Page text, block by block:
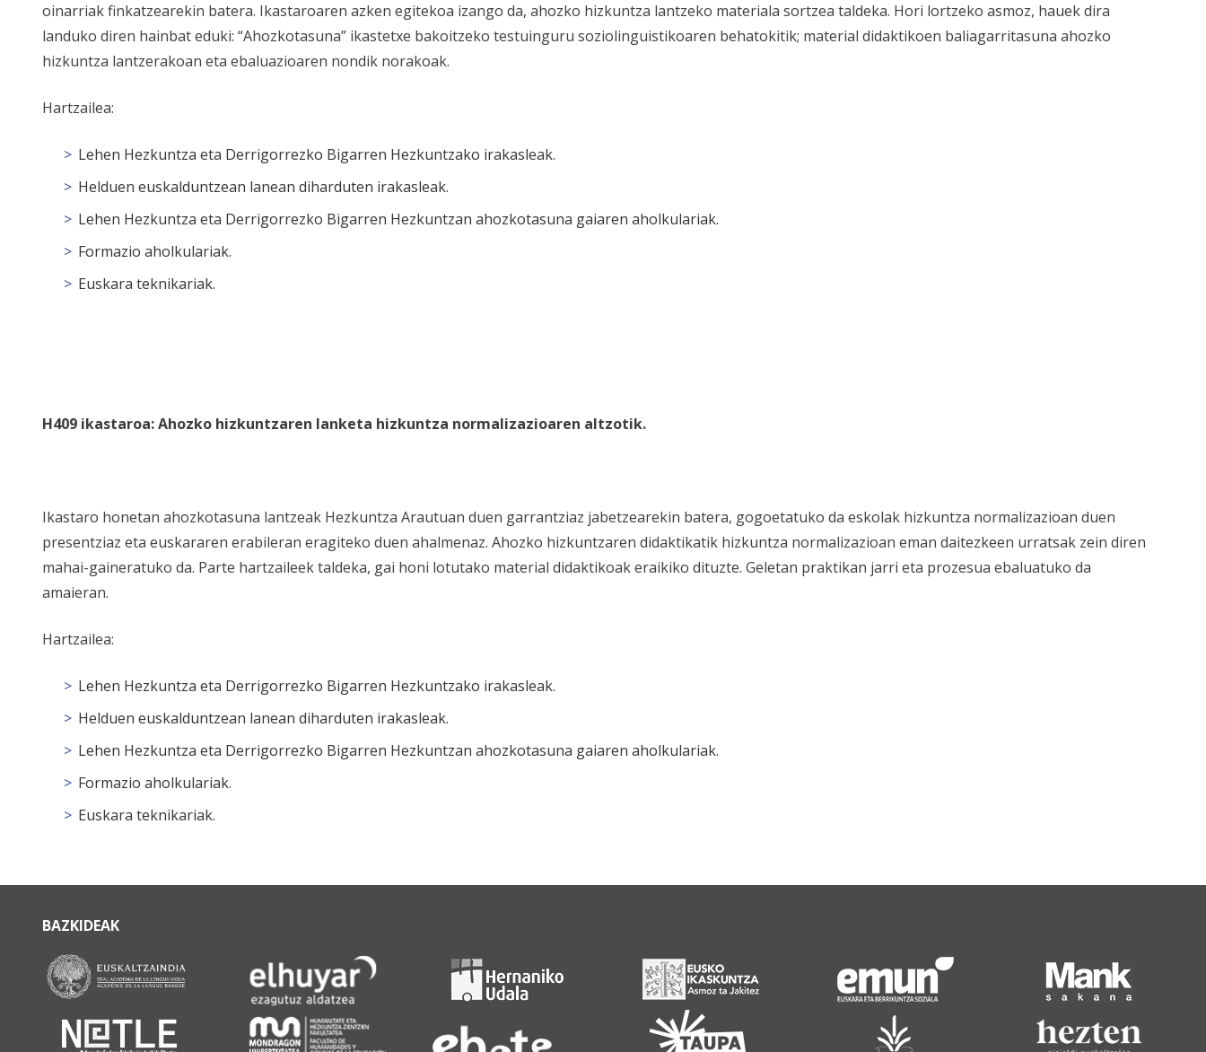
oinarriak finkatzearekin batera. Ikastaroaren azken egitekoa izango da, ahozko hizkuntza lantzeko materiala sortzea taldeka. Hori lortzeko asmoz, hauek dira
landuko diren hainbat eduki: “Ahozkotasuna” ikastetxe bakoitzeko testuinguru soziolinguistikoaren behatokitik; material didaktikoen baliagarritasuna ahozko
hizkuntza lantzerakoan eta ebaluazioaren nondik norakoak.
Hartzailea:
Lehen Hezkuntza eta Derrigorrezko Bigarren Hezkuntzako irakasleak.
Helduen euskalduntzean lanean diharduten irakasleak.
Lehen Hezkuntza eta Derrigorrezko Bigarren Hezkuntzan ahozkotasuna gaiaren aholkulariak.
Formazio aholkulariak.
Euskara teknikariak.
H409 ikastaroa: Ahozko hizkuntzaren lanketa hizkuntza normalizazioaren altzotik.
Ikastaro honetan ahozkotasuna lantzeak Hezkuntza Arautuan duen garrantziaz jabetzearekin batera, gogoetatuko da eskolak hizkuntza normalizazioan duen
presentziaz eta euskararen erabileran eragiteko duen ahalmenaz. Ahozko hizkuntzaren didaktikatik hizkuntza normalizazioan eman daitezkeen urratsak zein diren
mahai-gaineratuko da. Parte hartzaileek taldeka, gai honi lotutako material didaktikoak eraikiko dituzte. Geletan praktikan jarri eta prozesua ebaluatuko da
amaieran.
Hartzailea:
Lehen Hezkuntza eta Derrigorrezko Bigarren Hezkuntzako irakasleak.
Helduen euskalduntzean lanean diharduten irakasleak.
Lehen Hezkuntza eta Derrigorrezko Bigarren Hezkuntzan ahozkotasuna gaiaren aholkulariak.
Formazio aholkulariak.
Euskara teknikariak.
BAZKIDEAK